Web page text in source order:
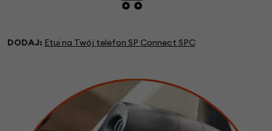
DODAJ: Etui na Twój telefon SP Connect SPC